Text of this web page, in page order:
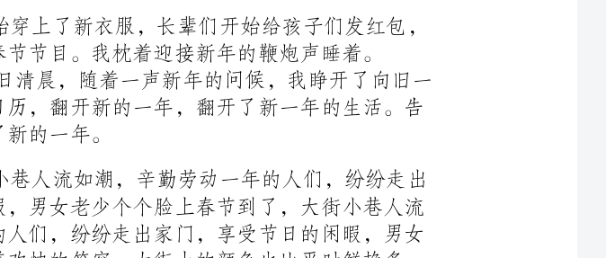
气球在阳光的照耀下艳丽夺目。。微风拂过，大小气球迎风起舞，又
仿佛在向路人点头致意。商场里欢快嬉闹的场面透过明亮的玻璃门
窗，射入路人的眼里，使人不由自主地随着彩色的人流，汇入其中。
春节是大人的节日，更是小朋友们的节日，儿童玩具、书籍、文具柜
春节到了，大街小巷人流如潮，辛勤劳动一年的人们，纷纷走出
家门，享受节日的闲暇，男女老少个个脸上春节到了，大街小巷人流
如潮，辛勤劳动一年的人们，纷纷走出家门，享受节日的闲暇，男女
老少个个脸上都洋溢着欢快的笑容，大街上的颜色也比平时鲜艳多